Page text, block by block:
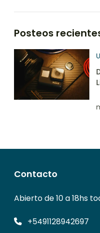
Posteos
Contacto
Abierto de 10 a 18hs
+5491128942697